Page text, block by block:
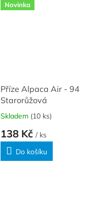
Novinka
Příze Alpaca Air - 94
Starorůžová
Skladem (10 ks)
138 Kč / ks
Do košíku